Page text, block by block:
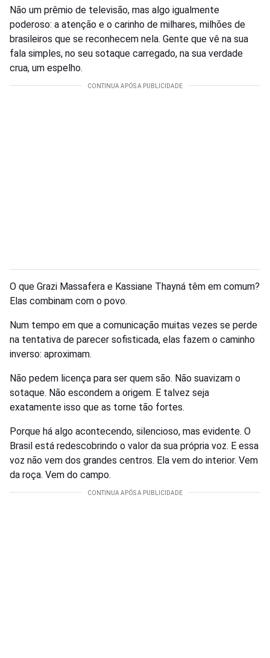
Não um prêmio de televisão, mas algo igualmente
poderoso: a atenção e o carinho de milhares, milhões de
brasileiros que se reconhecem nela. Gente que vê na sua
fala simples, no seu sotaque carregado, na sua verdade
crua, um espelho.
O que Grazi Massafera e Kassiane Thayná têm em comum?
Elas combinam com o povo.
Num tempo em que a comunicação muitas vezes se perde
na tentativa de parecer sofisticada, elas fazem o caminho
inverso: aproximam.
Não pedem licença para ser quem são. Não suavizam o
sotaque. Não escondem a origem. E talvez seja
exatamente isso que as torne tão fortes.
Porque há algo acontecendo, silencioso, mas evidente. O
Brasil está redescobrindo o valor da sua própria voz. E essa
voz não vem dos grandes centros. Ela vem do interior. Vem
da roça. Vem do campo.